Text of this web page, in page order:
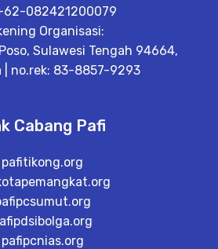
082421200079
Organisasi:
Sulawesi Tengah 94664,
| no.rek: 83-8857-9293
Cabang Pafi
pafitikong.org
pafipcnias.org